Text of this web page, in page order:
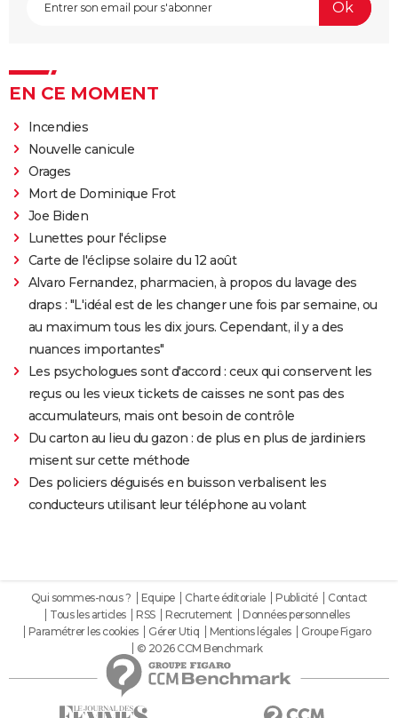
EN CE MOMENT
Incendies
Nouvelle canicule
Orages
Mort de Dominique Frot
Joe Biden
Lunettes pour l'éclipse
Carte de l'éclipse solaire du 12 août
Alvaro Fernandez, pharmacien, à propos du lavage des
draps : "L'idéal est de les changer une fois par semaine, ou
au maximum tous les dix jours. Cependant, il y a des
nuances importantes"
Les psychologues sont d'accord : ceux qui conservent les
reçus ou les vieux tickets de caisses ne sont pas des
accumulateurs, mais ont besoin de contrôle
Du carton au lieu du gazon : de plus en plus de jardiniers
misent sur cette méthode
Des policiers déguisés en buisson verbalisent les
conducteurs utilisant leur téléphone au volant
Qui sommes-nous ? Equipe Charte éditoriale Publicité
Contact
Tous les articles
RSS Recrutement
Données personnelles
Paramétrer les cookies
Gérer Utiq Mentions légales
Groupe Figaro
© 2026 CCM Benchmark